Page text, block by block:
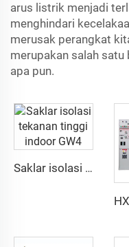
arus listrik menjadi
menghindari
merusak perangkat
merupakan salah
apa pun.
Saklar isolasi tekanan tinggi indoor GW4